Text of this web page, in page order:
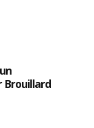
Brouillard